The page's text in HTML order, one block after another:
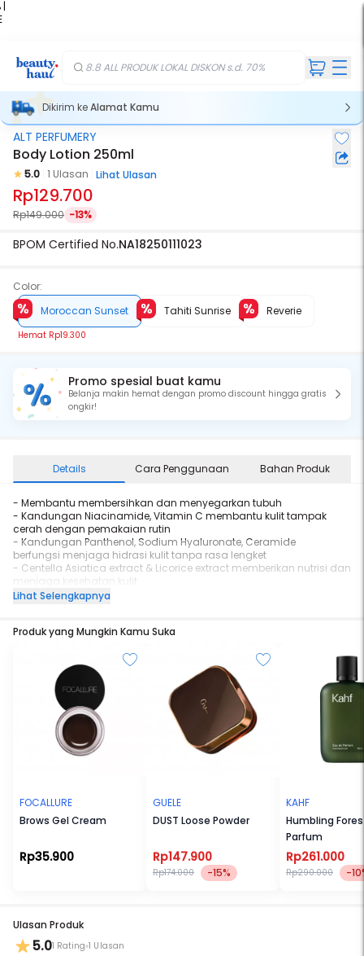
|
8.8 ALL PRODUK LOKAL DISKON s.d. 70%
Dikirim keAlamat Kamu
ALT PERFUMERY
Body Lotion 250ml
5.0 1 Ulasan Lihat Ulasan
Rp129.700
Rp149.000 -13%
BPOM Certified No.NA18250111023
Color:
Moroccan Sunset
Hemat Rp19.300
Tahiti Sunrise Reverie
Promo spesial buat kamu
Belanja makin hemat dengan promo discount hingga gratis
ongkir!
Details Cara Penggunaan Bahan Produk
- Membantu membersihkan dan menyegarkan tubuh
- Kandungan Niacinamide, Vitamin C membantu kulit tampak
cerah dengan pemakaian rutin
- Kandungan Panthenol, Sodium Hyaluronate, Ceramide
berfungsi menjaga hidrasi kulit tanpa rasa lengket
- Centella Asiatica extract & Licorice extract memberikan nutrisi dan
menjaga kesehatan kulit
- Shea Butter, Sweet Almond oil, Olive oil memberikan rasa
kulit mati sehingga kulit tampak lebih cerah dan bersih
Lihat Selengkapnya
Produk yang Mungkin Kamu Suka
FOCALLURE
Brows Gel Cream
Rp35.900
GUELE
DUST Loose Powder
Rp147.900
Rp174.000 -15%
KAHF
Humbling
Parfum
Rp261.000
Rp290.000 -
Ulasan Produk
5.01 Rating 1 Ulasan